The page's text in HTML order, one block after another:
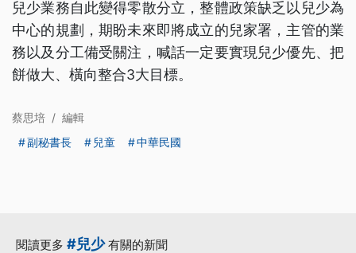
兒少業務自此變得零散分立，整體政策缺乏以兒少為
中心的規劃，期盼未來即將成立的兒家署，主管的業
務以及分工備受關注，喊話一定要實現兒少優先、把
餅做大、橫向整合3大目標。
蔡思培 / 編輯
副秘書長
兒童 中華民國
閱讀更多 #兒少有關的新聞